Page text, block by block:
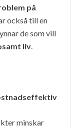
på
också till en
de som vill
liv.
minskar